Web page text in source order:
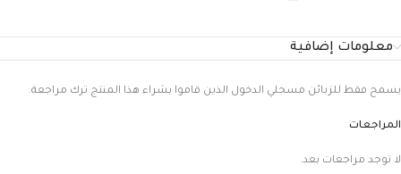
معلومات إضافية
المراجعات
لا توجد مراجعات بعد.
يسمح فقط للزبائن مسجلي الدخول الذين قاموا بشراء هذا المنتج ترك مراجعة.